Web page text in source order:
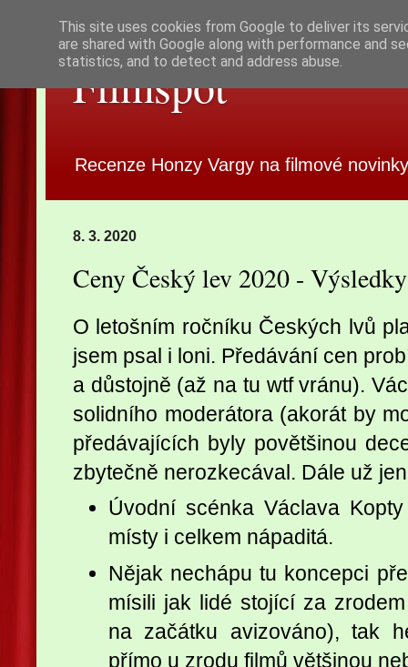
Filmspot
Recenze Honzy Vargy na filmové
8. 3. 2020
Ceny Český lev 2020 - Výsledky
O letošním ročníku Českých lvů
jsem psal i loni. Předávání cen
a důstojně (až na tu wtf vránu).
solidního moderátora (akorát by
předávajících byly povětšinou
zbytečně nerozkecával. Dále už
Úvodní scénka Václava
místy i celkem nápaditá.
Nějak nechápu tu koncepci
mísili jak lidé stojící za
na začátku avizováno), tak
přímo u zrodu filmů většinou
This site uses cookies from Google to deliver its
are shared with Google along with performance and
statistics, and to detect and address abuse.